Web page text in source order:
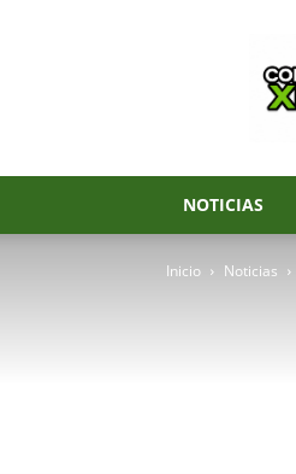
NOTICIAS
Inicio Noticias